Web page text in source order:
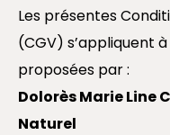
Les présentes
(CGV) s’appliquent
proposées par :
Dolorès Marie Line
Naturel